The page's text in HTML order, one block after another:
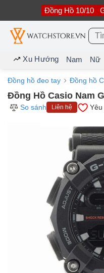
nội
dung
Đồng Hồ 10/10
Tìm
Xu Hướng Nam Nữ
Đồng hồ đeo tay Đồng hồ
Đồng Hồ Casio Nam
So sánh
Liên hệ